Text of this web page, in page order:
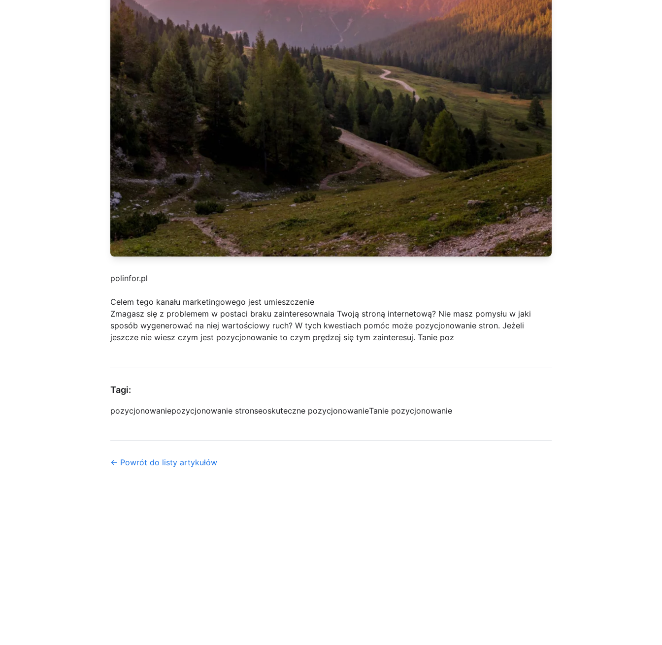
polinfor.pl
Celem tego kanału marketingowego jest umieszczenie
Zmagasz się z problemem w postaci braku zainteresownaia Twoją stroną internetową? Nie masz pomysłu w jaki
sposób wygenerować na niej wartościowy ruch? W tych kwestiach pomóc może pozycjonowanie stron. Jeżeli
jeszcze nie wiesz czym jest pozycjonowanie to czym prędzej się tym zainteresuj. Tanie poz
Tagi:
pozycjonowaniepozycjonowanie stronseoskuteczne pozycjonowanieTanie pozycjonowanie
← Powrót do listy artykułów